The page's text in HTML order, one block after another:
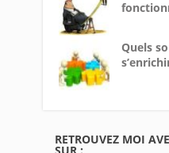
Quels
RETROUVEZ MOI